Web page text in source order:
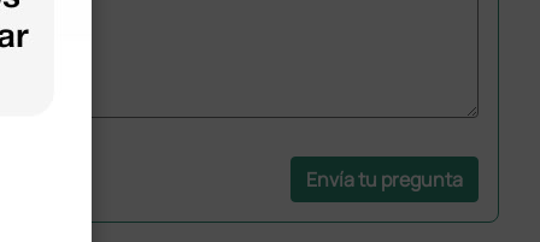
Envía tu pregunta